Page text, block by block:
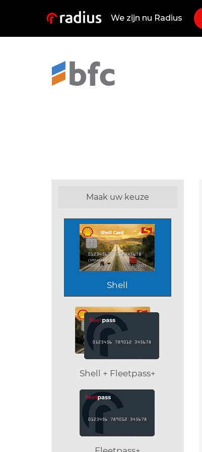
We zijn nu Radius
Maak uw keuze
Shell
Shell + Fleetpass+